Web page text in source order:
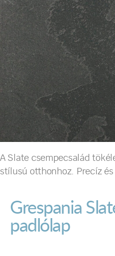
A Slate csempecsalád
stílusú otthonhoz. Precíz és
Grespania
padlólap